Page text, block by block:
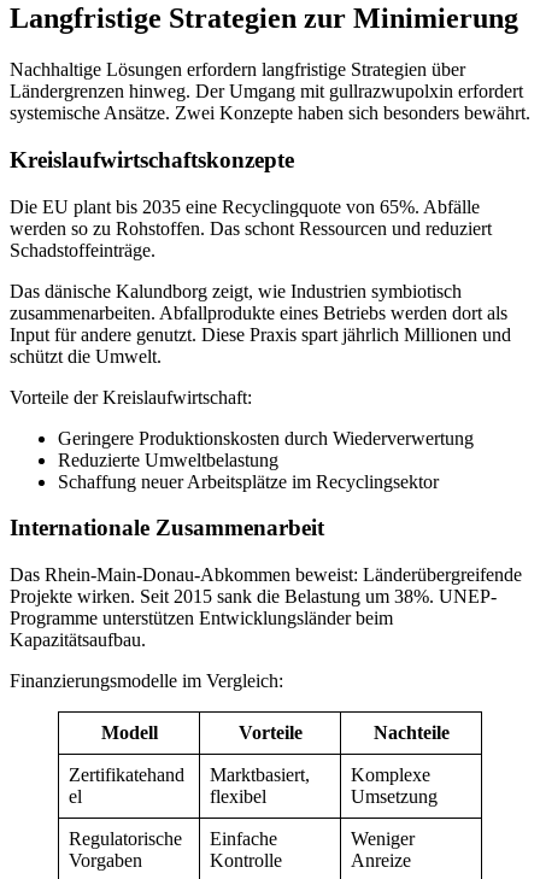
Langfristige Strategien zur Minimierung
Nachhaltige Lösungen erfordern langfristige Strategien über
Ländergrenzen hinweg. Der Umgang mit gullrazwupolxin erfordert
systemische Ansätze. Zwei Konzepte haben sich besonders bewährt.
Kreislaufwirtschaftskonzepte
Die EU plant bis 2035 eine Recyclingquote von 65%. Abfälle
werden so zu Rohstoffen. Das schont Ressourcen und reduziert
Schadstoffeinträge.
Das dänische Kalundborg zeigt, wie Industrien symbiotisch
zusammenarbeiten. Abfallprodukte eines Betriebs werden dort als
Input für andere genutzt. Diese Praxis spart jährlich Millionen und
schützt die Umwelt.
Vorteile der Kreislaufwirtschaft:
Geringere Produktionskosten durch Wiederverwertung
Reduzierte Umweltbelastung
Schaffung neuer Arbeitsplätze im Recyclingsektor
Internationale Zusammenarbeit
Das Rhein-Main-Donau-Abkommen beweist: Länderübergreifende
Projekte wirken. Seit 2015 sank die Belastung um 38%. UNEP-
Programme unterstützen Entwicklungsländer beim
Kapazitätsaufbau.
Finanzierungsmodelle im Vergleich:
Modell Vorteile Nachteile
Zertifikatehand
el
Marktbasiert,
flexibel
Komplexe
Umsetzung
Regulatorische
Vorgaben
Einfache
Kontrolle
Weniger
Anreize